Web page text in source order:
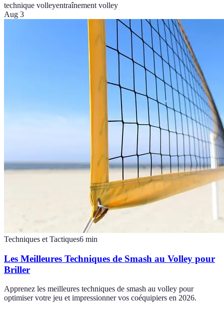
technique volleyentraînement volley
Aug 3
Techniques et Tactiques6 min
Les Meilleures Techniques de Smash au Volley pour
Briller
Apprenez les meilleures techniques de smash au volley pour
optimiser votre jeu et impressionner vos coéquipiers en 2026.